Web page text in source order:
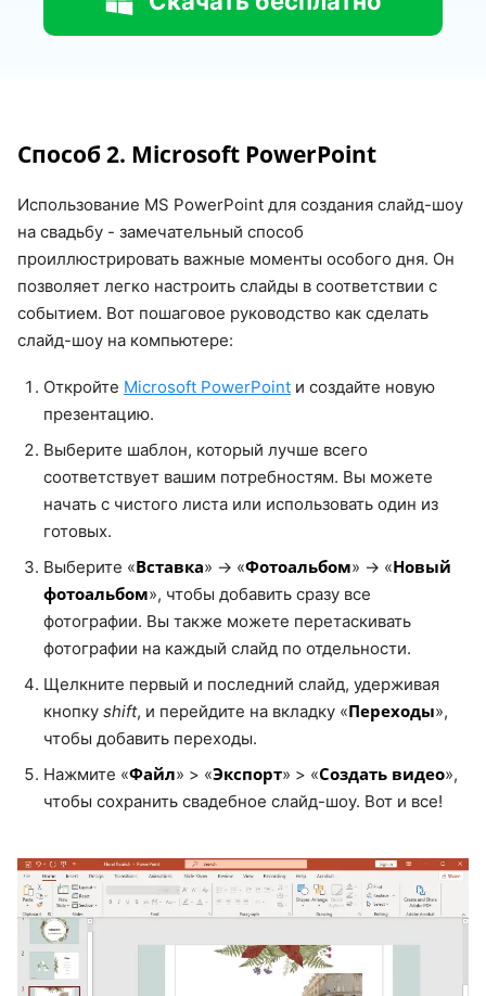
Способ 2. Microsoft PowerPoint
Использование MS PowerPoint для создания слайд-шоу
на свадьбу - замечательный способ
проиллюстрировать важные моменты особого дня. Он
позволяет легко настроить слайды в соответствии с
событием. Вот пошаговое руководство как сделать
слайд-шоу на компьютере:
Откройте Microsoft PowerPoint и создайте новую
презентацию.
Выберите шаблон, который лучше всего
соответствует вашим потребностям. Вы можете
начать с чистого листа или использовать один из
готовых.
Выберите «Вставка» → «Фотоальбом» → «Новый
фотоальбом», чтобы добавить сразу все
фотографии. Вы также можете перетаскивать
фотографии на каждый слайд по отдельности.
Щелкните первый и последний слайд, удерживая
кнопку shift, и перейдите на вкладку «Переходы»,
чтобы добавить переходы.
Нажмите «Файл» > «Экспорт» > «Создать видео»,
чтобы сохранить свадебное слайд-шоу. Вот и все!